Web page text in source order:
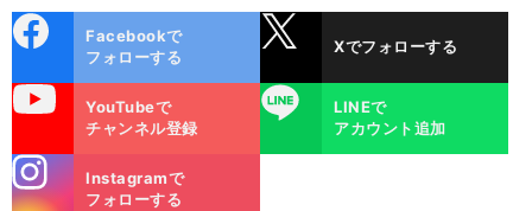
ok
Facebookで
フォローする
Xでフォローする
YouTubeで
チャンネル登録
LINE
LINEで
アカウント追加
m
Instagramで
フォローする